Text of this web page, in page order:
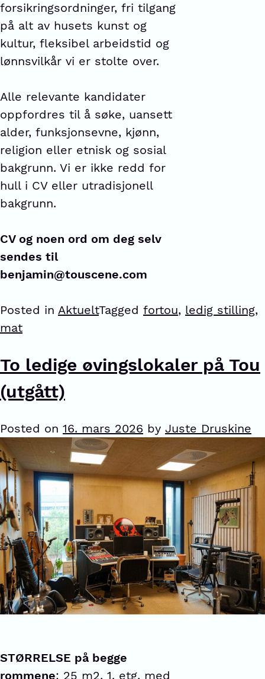
forsikringsordninger, fri tilgang
på alt av husets kunst og
kultur, fleksibel arbeidstid og
lønnsvilkår vi er stolte over.
Alle relevante kandidater
oppfordres til å søke, uansett
alder, funksjonsevne, kjønn,
religion eller etnisk og sosial
bakgrunn. Vi er ikke redd for
hull i CV eller utradisjonell
bakgrunn.
CV og noen ord om deg selv
sendes til
benjamin@touscene.com
Posted in AktueltTagged fortou, ledig stilling,
mat
To ledige øvingslokaler på Tou
(utgått)
Posted on 16. mars 2026 by Juste Druskine
STØRRELSE på begge
rommene: 25 m2, 1. etg, med